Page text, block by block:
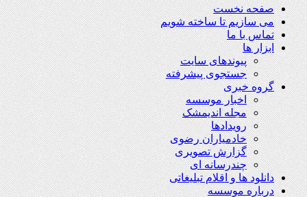
صفحه نخست
می سازیم تا ساخته شویم
تماس با ما
ابزار ها
پیوندهای سایت
جستجوی پیشرفته
گروه خبری
اخبار موسسه
مجله اندیمشک
رویدادها
خادمیاران رضوی
گزارش تصویری
چندرسانه ای
دانلود ها و اقلام تبلیغاتی
درباره موسسه